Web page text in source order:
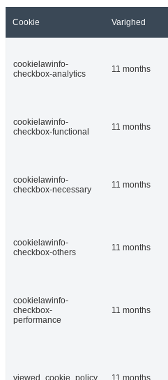
Cookie Varighed
cookielawinfo-
checkbox-analytics
11 months
cookielawinfo-
checkbox-functional
11 months
cookielawinfo-
checkbox-necessary
11 months
cookielawinfo-
checkbox-others
11 months
cookielawinfo-
checkbox-
performance
11 months
viewed_cookie_policy 11 months